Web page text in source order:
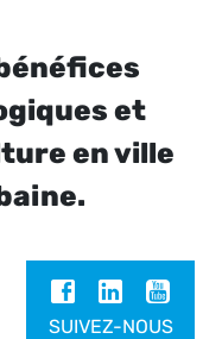
et
en ville
SUIVEZ-NOUS